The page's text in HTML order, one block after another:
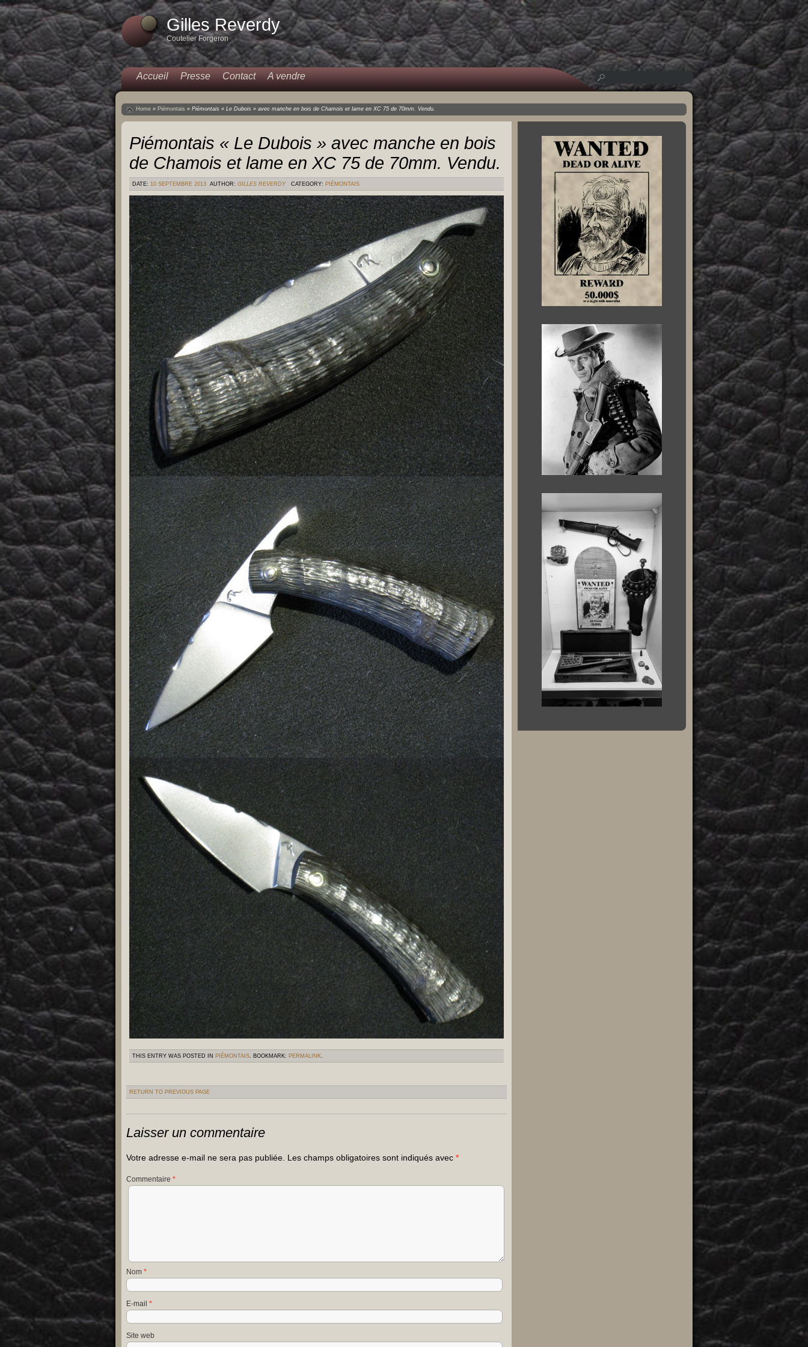
Gilles Reverdy
Coutelier Forgeron
Accueil Presse Contact A vendre
Home » Piémontais » Piémontais « Le Dubois » avec manche en bois de Chamois et lame en XC 75 de 70mm. Vendu.
Piémontais « Le Dubois » avec manche en bois
de Chamois et lame en XC 75 de 70mm. Vendu.
DATE: 10 SEPTEMBRE 2013 AUTHOR: GILLES REVERDY CATEGORY: PIÉMONTAIS
THIS ENTRY WAS POSTED IN PIÉMONTAIS. BOOKMARK: PERMALINK.
RETURN TO PREVIOUS PAGE
Laisser un commentaire
Votre adresse e-mail ne sera pas publiée. Les champs obligatoires sont indiqués avec *
Commentaire *
Nom *
E-mail *
Site web